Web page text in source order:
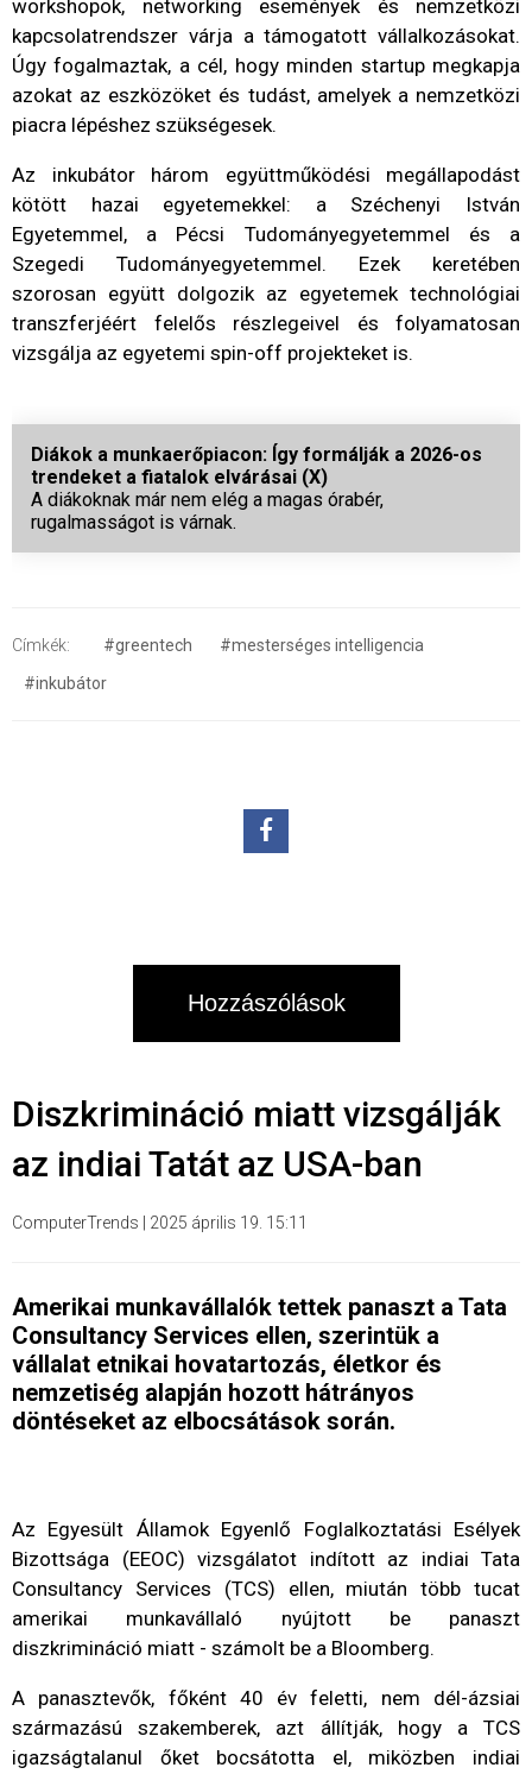
workshopok, networking események és nemzetközi
kapcsolatrendszer várja a támogatott vállalkozásokat.
Úgy fogalmaztak, a cél, hogy minden startup megkapja
azokat az eszközöket és tudást, amelyek a nemzetközi
piacra lépéshez szükségesek.
Az inkubátor három együttműködési megállapodást
kötött hazai egyetemekkel: a Széchenyi István
Egyetemmel, a Pécsi Tudományegyetemmel és a
Szegedi Tudományegyetemmel. Ezek keretében
szorosan együtt dolgozik az egyetemek technológiai
transzferjéért felelős részlegeivel és folyamatosan
vizsgálja az egyetemi spin-off projekteket is.
Diákok a munkaerőpiacon: Így formálják a 2026-os
trendeket a fiatalok elvárásai (X)
A diákoknak már nem elég a magas órabér,
rugalmasságot is várnak.
Címkék: #greentech
#mesterséges intelligencia
#inkubátor
Hozzászólások
Diszkrimináció miatt vizsgálják
az indiai Tatát az USA-ban
ComputerTrends 2025 április 19. 15:11
Amerikai munkavállalók tettek panaszt a Tata
Consultancy Services ellen, szerintük a
vállalat etnikai hovatartozás, életkor és
nemzetiség alapján hozott hátrányos
döntéseket az elbocsátások során.
Az Egyesült Államok Egyenlő Foglalkoztatási Esélyek
Bizottsága (EEOC) vizsgálatot indított az indiai Tata
Consultancy Services (TCS) ellen, miután több tucat
amerikai munkavállaló nyújtott be panaszt
diszkrimináció miatt - számolt be a Bloomberg.
A panasztevők, főként 40 év feletti, nem dél-ázsiai
származású szakemberek, azt állítják, hogy a TCS
igazságtalanul őket bocsátotta el, miközben indiai